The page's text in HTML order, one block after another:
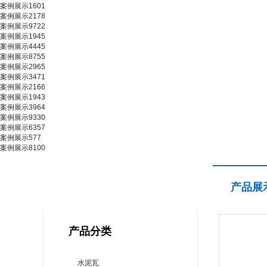
案例展示1601
案例展示2178
案例展示9722
案例展示1945
案例展示4445
案例展示8755
案例展示2965
案例展示3471
案例展示2166
案例展示1943
案例展示3964
案例展示9330
案例展示6357
案例展示577
案例展示8100
产品分类
水泥瓦
产品展